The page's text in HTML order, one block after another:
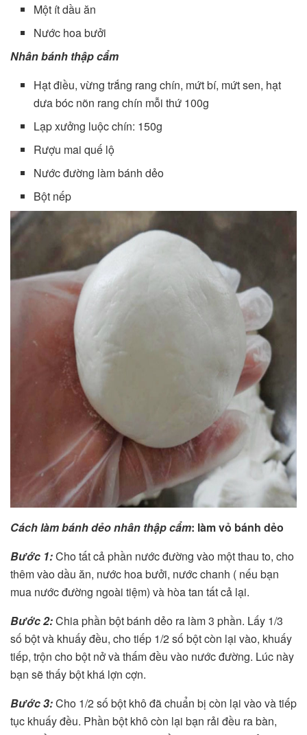
Một ít dầu ăn
Nước hoa bưởi
Nhân bánh thập cẩm
Hạt điều, vừng trắng rang chín, mứt bí, mứt sen, hạt
dưa bóc nõn rang chín mỗi thứ 100g
Lạp xưởng luộc chín: 150g
Rượu mai quế lộ
Nước đường làm bánh dẻo
Bột nếp
Cách làm bánh dẻo nhân thập cẩm: làm vỏ bánh dẻo
Bước 1:Cho tất cả phần nước đường vào một thau to, cho
thêm vào dầu ăn, nước hoa bưởi, nước chanh ( nếu bạn
mua nước đường ngoài tiệm) và hòa tan tất cả lại.
Bước 2:Chia phần bột bánh dẻo ra làm 3 phần. Lấy 1/3
số bột và khuấy đều, cho tiếp 1/2 số bột còn lại vào, khuấy
tiếp, trộn cho bột nở và thấm đều vào nước đường. Lúc này
bạn sẽ thấy bột khá lợn cợn.
Bước 3:Cho 1/2 số bột khô đã chuẩn bị còn lại vào và tiếp
tục khuấy đều. Phần bột khô còn lại bạn rải đều ra bàn,